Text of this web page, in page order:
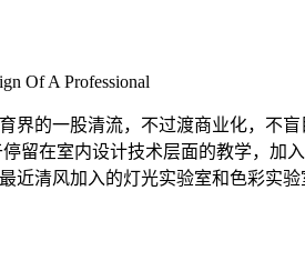
Of A Professional
界的一股清流，不过渡商业化，不
留在室内设计技术层面的教学，加
近清风加入的灯光实验室和色彩实